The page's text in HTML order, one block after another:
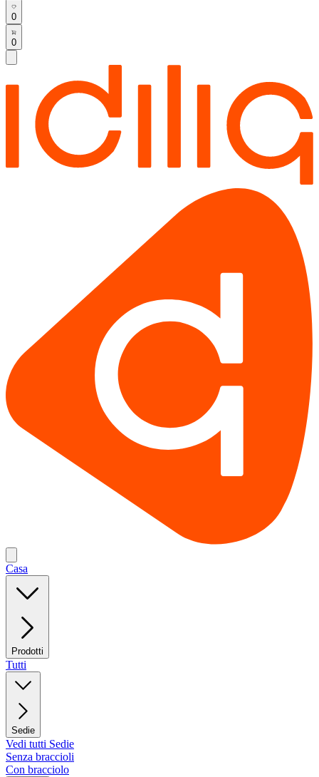
0
0
Casa
Prodotti
Tutti
Sedie
Vedi tutti Sedie
Senza braccioli
Con bracciolo